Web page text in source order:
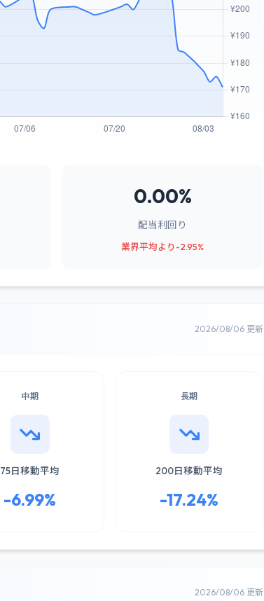
0.00%
配当利回り
業界平均より-2.95%
2026/08/06 更新
中期
75日移動平均
-6.99%
長期
200日移動平均
-17.24%
2026/08/06 更新